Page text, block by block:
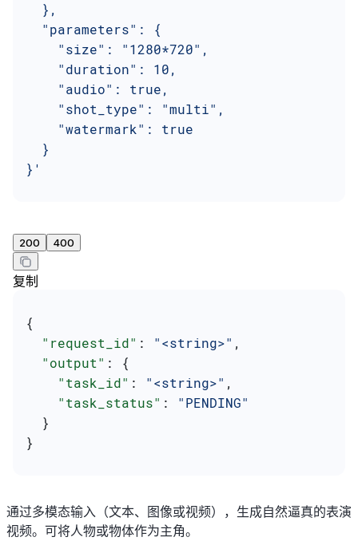
  },
  "parameters": {
    "size": "1280*720",
    "duration": 10,
    "audio": true,
    "shot_type": "multi",
    "watermark": true
  }
}'
200 400
复制
{
  "request_id"
: "<string>" ,
  "output"
: {
    "task_id"
: "<string>" ,
    "task_status"
: "PENDING"
  }
}
通过多模态输入（文本、图像或视频），生成自然逼真的表演
视频。可将人物或物体作为主角。